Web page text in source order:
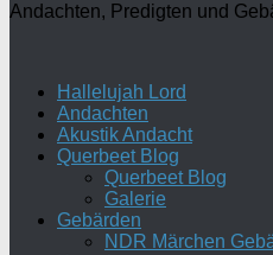
Andachten, Predigten und
Hallelujah Lord
Andachten
Akustik Andacht
Querbeet Blog
Querbeet Blog
Galerie
Gebärden
NDR Märchen